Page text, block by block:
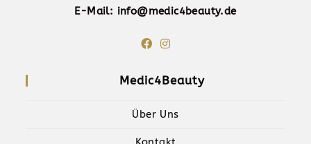
E-Mail: info@medic4beauty.de
Medic4Beauty
Über Uns